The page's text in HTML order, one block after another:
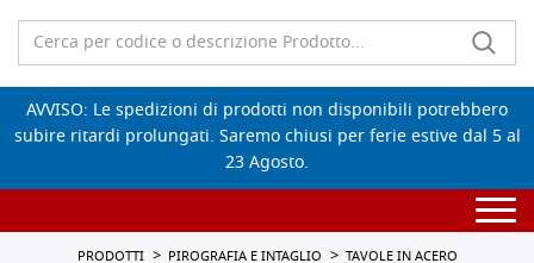
Wishlist vuota
AVVISO: Le spedizioni di prodotti non disponibili potrebbero
subire ritardi prolungati. Saremo chiusi per ferie estive dal 5 al
23 Agosto.
PRODOTTI PIROGRAFIA E INTAGLIO TAVOLE IN ACERO